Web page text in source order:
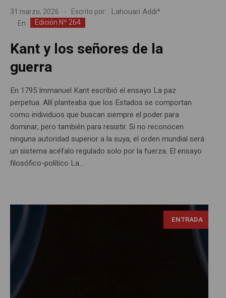
31 marzo, 2026 Escrito por: Lahouari Addi*
En Edición Nº 264
Kant y los señores de la
guerra
En 1795 Immanuel Kant escribió el ensayo La paz
perpetua. Allí planteaba que los Estados se comportan
como individuos que buscan siempre el poder para
dominar, pero también para resistir. Si no reconocen
ninguna autoridad superior a la suya, el orden mundial será
un sistema acéfalo regulado solo por la fuerza. El ensayo
filosófico-político La...
ENTRADA